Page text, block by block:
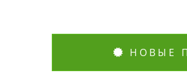
НОВЫЕ